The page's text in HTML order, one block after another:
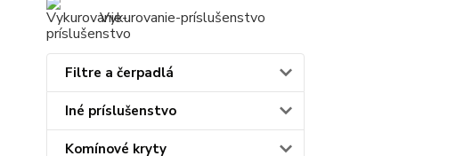
Vykurovanie-príslušenstvo
Filtre a čerpadlá
Iné príslušenstvo
Komínové kryty